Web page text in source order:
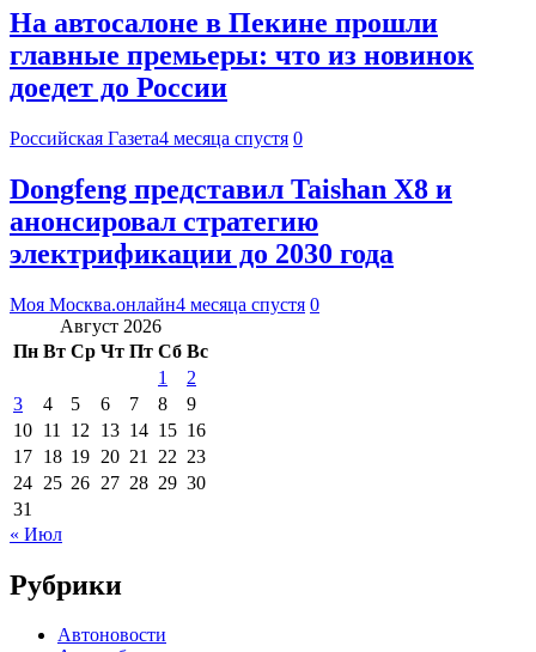
На автосалоне в Пекине прошли
главные премьеры: что из новинок
доедет до России
Российская Газета4 месяца спустя 0
Dongfeng представил Taishan X8 и
анонсировал стратегию
электрификации до 2030 года
Моя Москва.онлайн4 месяца спустя 0
Август 2026
Пн Вт Ср Чт Пт Сб Вс
1
2
3
4 5 6 7 8
9
10 11 12 13 14 15 16
17 18 19 20 21 22 23
24 25 26 27 28 29 30
31
« Июл
Рубрики
Автоновости